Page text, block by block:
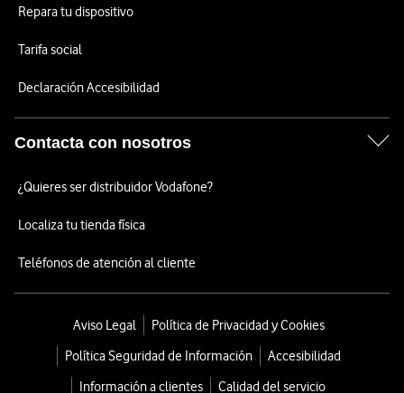
Repara tu dispositivo
Tarifa social
Declaración Accesibilidad
Contacta con nosotros
¿Quieres ser distribuidor Vodafone?
Localiza tu tienda física
Teléfonos de atención al cliente
Aviso Legal
Política de Privacidad y Cookies
Política Seguridad de Información
Accesibilidad
Información a clientes
Calidad del servicio